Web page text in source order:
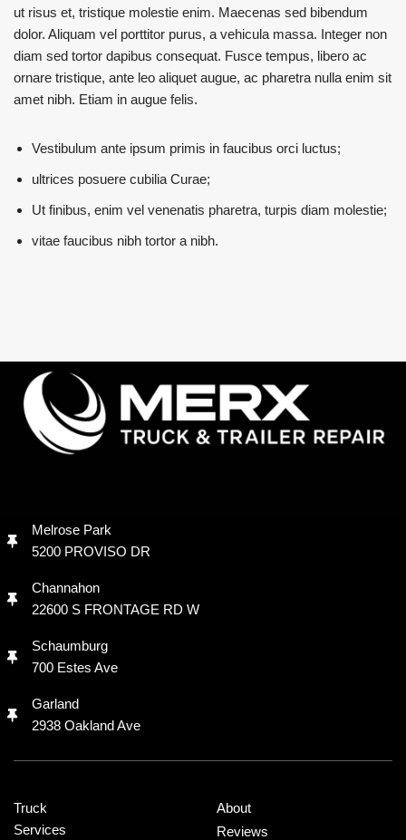
ut risus et, tristique molestie enim. Maecenas sed bibendum
dolor. Aliquam vel porttitor purus, a vehicula massa. Integer non
diam sed tortor dapibus consequat. Fusce tempus, libero ac
ornare tristique, ante leo aliquet augue, ac pharetra nulla enim sit
amet nibh. Etiam in augue felis.
Vestibulum ante ipsum primis in faucibus orci luctus;
ultrices posuere cubilia Curae;
Ut finibus, enim vel venenatis pharetra, turpis diam molestie;
vitae faucibus nibh tortor a nibh.
Melrose Park
5200 PROVISO DR
Channahon
22600 S FRONTAGE RD W
Schaumburg
700 Estes Ave
Garland
2938 Oakland Ave
Truck
Services
About
Reviews